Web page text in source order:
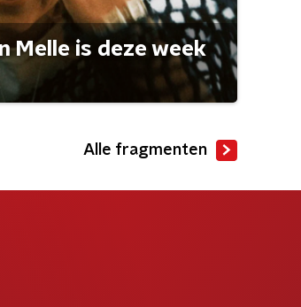
Melle is deze week
Alle fragmenten